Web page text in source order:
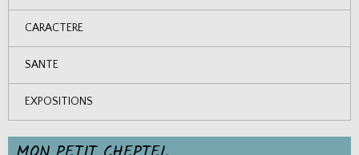
CARACTERE
SANTE
EXPOSITIONS